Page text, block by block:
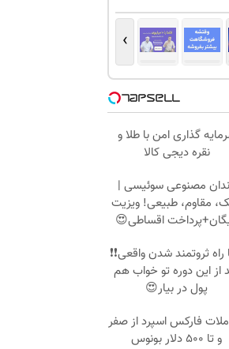
›
گذاری امن با طلا و
نقره دیجی کالا
مصنوعی سوئیسی |
مقاوم، طبیعی! ویزیت
اقساطی😍
راه ثروتمند شدن واقعی❗❗
از این دوره تو خواب هم
پول در بیار😍
فارکس اسپرد از صفر
و تا ۵۰۰ دلار بونوس